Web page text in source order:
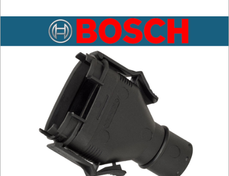
młotowiertarek
udarowych
nożyc
do
blach